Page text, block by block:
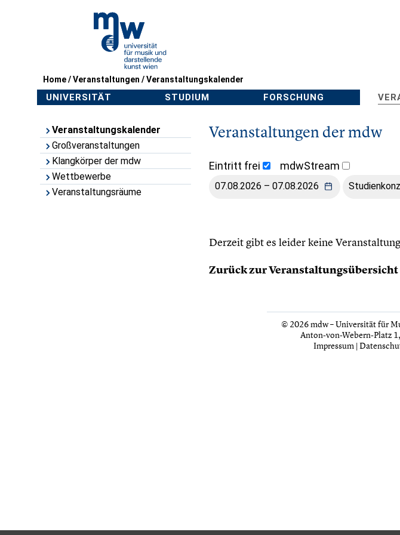
Home/Veranstaltungen /Veranstaltungskalender
UNIVERSITÄT STUDIUM FORSCHUNG
Veranstaltungskalender
Großveranstaltungen
Klangkörper der mdw
Wettbewerbe
Veranstaltungsräume
Veranstaltungen der mdw
Eintritt frei mdwStream
Derzeit gibt es leider keine
Zurück zur Veranstaltungsübersicht
© 2026 mdw – Universität für
Anton-von-Webern-Platz
Impressum|